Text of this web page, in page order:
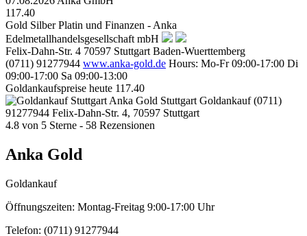
117.40
Gold Silber Platin und Finanzen - Anka
Edelmetallhandelsgesellschaft mbH
Felix-Dahn-Str. 4 70597 Stuttgart Baden-Wuerttemberg
(0711) 91277944 www.anka-gold.de Hours: Mo-Fr 09:00-17:00 Di
09:00-17:00 Sa 09:00-13:00
Goldankaufspreise heute 117.40
Anka Gold Stuttgart Goldankauf (0711)
91277944 Felix-Dahn-Str. 4, 70597 Stuttgart
4.8 von 5 Sterne - 58 Rezensionen
Anka Gold
Goldankauf
Öffnungszeiten: Montag-Freitag 9:00-17:00 Uhr
Telefon: (0711) 91277944